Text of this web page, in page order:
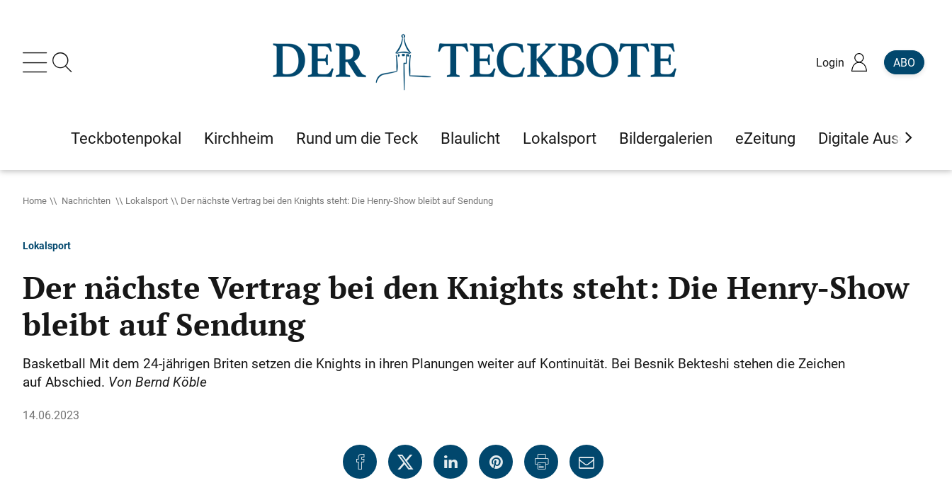
Login ABO
Teckbotenpokal Kirchheim Rund um die Teck Blaulicht Lokalsport Bildergalerien eZeitung Digitale Ausgaben
Home Nachrichten Lokalsport Der nächste Vertrag bei den Knights steht: Die Henry-Show bleibt auf Sendung
Lokalsport
Der nächste Vertrag bei den Knights steht: Die Henry-Show
bleibt auf Sendung
Basketball Mit dem 24-jährigen Briten setzen die Knights in ihren Planungen weiter auf Kontinuität. Bei Besnik Bekteshi stehen die Zeichen
auf Abschied. Von Bernd Köble
14.06.2023